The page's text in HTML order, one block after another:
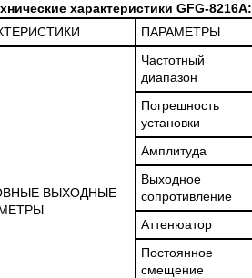
характеристики GFG-8216A:
ПАРАМЕТРЫ
ВЫХОДНЫЕ
Частотный
диапазон
Погрешность
установки
Амплитуда
Выходное
сопротивление
Аттенюатор
Постоянное
смещение